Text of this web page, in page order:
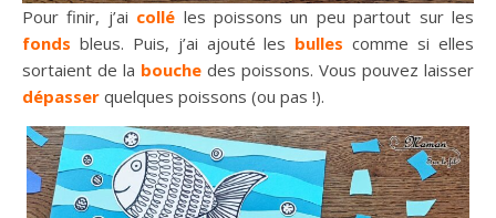
Pour finir, j’ai collé les poissons un peu partout sur les
fonds bleus. Puis, j’ai ajouté les bulles comme si elles
sortaient de la bouche des poissons. Vous pouvez laisser
dépasser quelques poissons (ou pas !).